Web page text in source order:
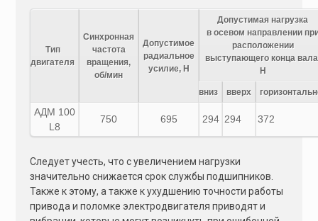
Тип
двигателя
Синхронная
частота
вращения,
об/мин
Допустимое
радиальное
усилие, Н
Допустимая нагрузка
в осевом направлении
расположении
выступающего конца
Н
вниз вверх
АДМ 100
L8
750 695 294 294 372
Следует учесть, что с увеличением нагрузки
значительно снижается срок службы подшипников.
Также к этому, а также к ухудшению точности работы
привода и поломке электродвигателя приводят и